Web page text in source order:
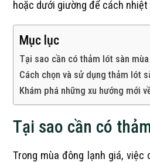
hoặc dưới giường để cách
Mục lục
Tại sao cần có thảm lót sàn
Cách chọn và sử dụng thảm lót
Khám phá những xu hướng mới
Tại sao cần có
Trong mùa đông lạnh giá,